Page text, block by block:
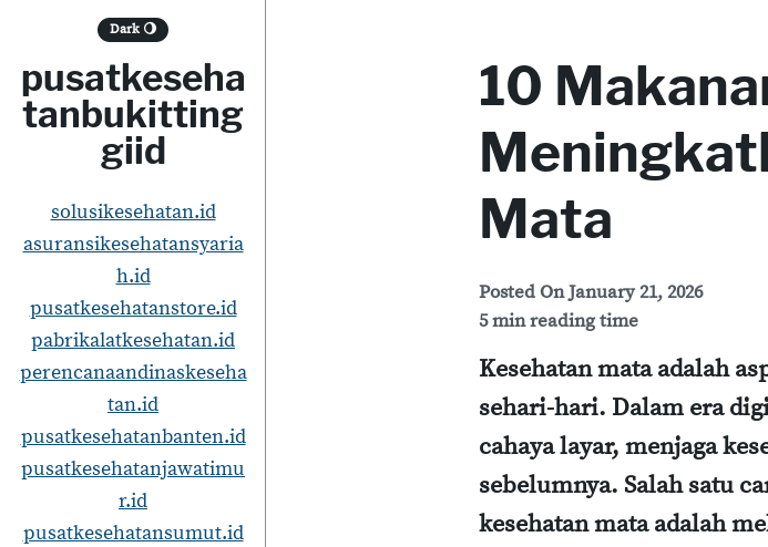
Dark 🌖
pusatkeseha
tanbukitting
giid
solusikesehatan.id
asuransikesehatansyaria
h.id
pusatkesehatanstore.id
pabrikalatkesehatan.id
perencanaandinaskeseha
tan.id
pusatkesehatanbanten.id
pusatkesehatanjawatimu
r.id
pusatkesehatansumut.id
10
Mata
Posted OnJanuary 21, 2026
5 min reading time
Kesehatan mata adalah
sehari-hari. Dalam era
cahaya layar, menjaga
sebelumnya. Salah satu
kesehatan mata adalah